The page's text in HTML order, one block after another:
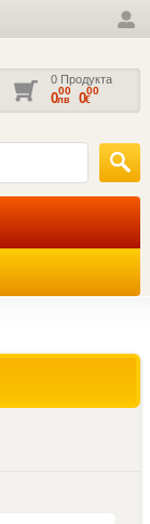
0 Продукта
000
лв 000
€